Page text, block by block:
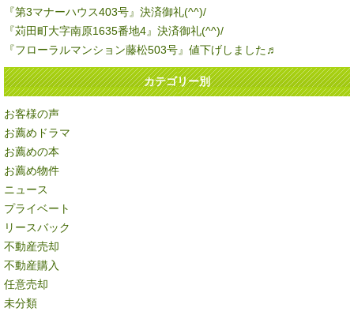
『第3マナーハウス403号』決済御礼(^^)/
『苅田町大字南原1635番地4』決済御礼(^^)/
『フローラルマンション藤松503号』値下げしました♬
カテゴリー別
お客様の声
お薦めドラマ
お薦めの本
お薦め物件
ニュース
プライベート
リースバック
不動産売却
不動産購入
任意売却
未分類